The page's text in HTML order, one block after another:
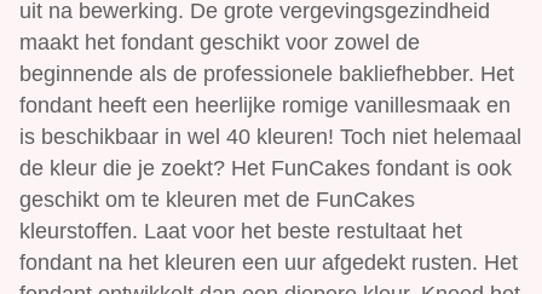
uit na bewerking. De grote vergevingsgezindheid
maakt het fondant geschikt voor zowel de
beginnende als de professionele bakliefhebber. Het
fondant heeft een heerlijke romige vanillesmaak en
is beschikbaar in wel 40 kleuren! Toch niet helemaal
de kleur die je zoekt? Het FunCakes fondant is ook
geschikt om te kleuren met de FunCakes
kleurstoffen. Laat voor het beste restultaat het
fondant na het kleuren een uur afgedekt rusten. Het